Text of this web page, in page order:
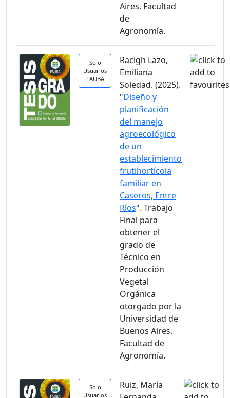
Aires. Facultad
de
Agronomía.
Solo
Usuarios
FAUBA
Racigh Lazo,
Emiliana
Soledad. (2025).
"Diseño y
planificación
del manejo
agroecológico
de un
establecimiento
frutihortícola
familiar en
Caseros, Entre
Ríos". Trabajo
Final para
obtener el
grado de
Técnico en
Producción
Vegetal
Orgánica
otorgado por la
Universidad de
Buenos Aires.
Facultad de
Agronomía.
Solo
Usuarios
Ruiz, María